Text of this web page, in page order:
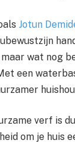
Jotun
wat nog
een
verf is
om je huis